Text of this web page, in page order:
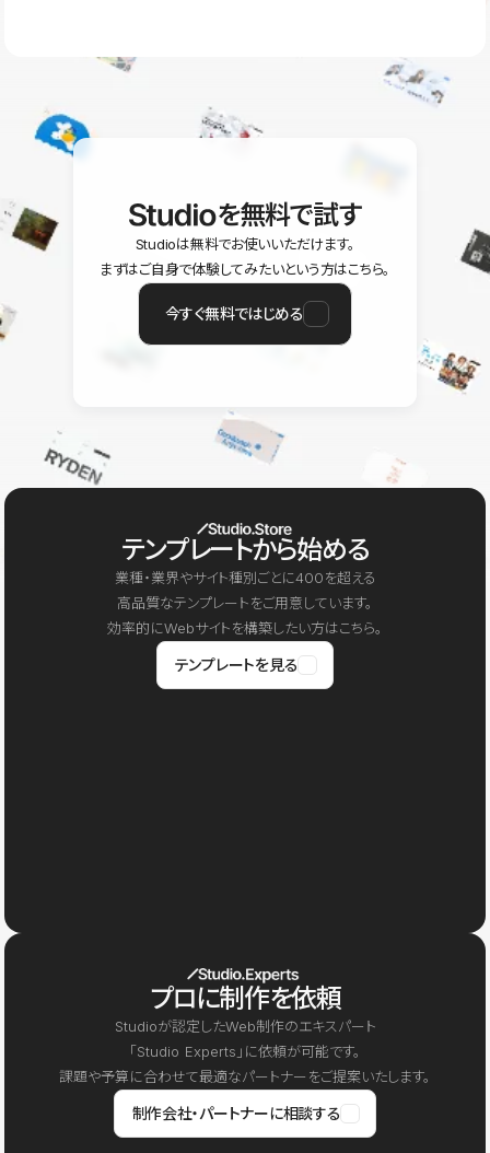
ユーザー同士で質問・相談できるコミュニティもご利用ください。
を無料で試す
Studioは無料でお使いいただけます。
まずはご自身で体験してみたいという方はこちら。
今すぐ無料ではじめる
テンプレートから始める
業種・業界やサイト種別ごとに400を超える
高品質なテンプレートをご用意しています。
効率的にWebサイトを構築したい方はこちら。
テンプレートを見る
プロに制作を依頼
Studioが認定したWeb制作のエキスパート
「Studio Experts」に依頼が可能です。
課題や予算に合わせて最適なパートナーをご提案いたします。
制作会社・パートナーに相談する